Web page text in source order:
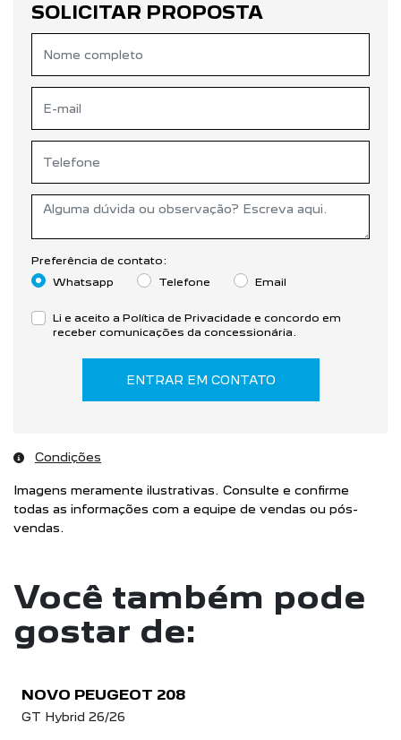
SOLICITAR PROPOSTA
Preferência de contato:
Whatsapp
Telefone Email
Li e aceito a Política de Privacidade e concordo em
receber comunicações da concessionária.
ENTRAR EM CONTATO
Condições
Imagens meramente ilustrativas. Consulte e confirme
todas as informações com a equipe de vendas ou pós-
vendas.
Você também pode
gostar de:
NOVO PEUGEOT 208
GT Hybrid 26/26